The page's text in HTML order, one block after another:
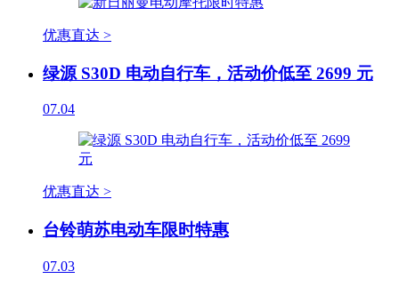
优惠直达 >
绿源 S30D 电动自行车，活动价低至 2699 元
07.04
优惠直达 >
台铃萌苏电动车限时特惠
07.03